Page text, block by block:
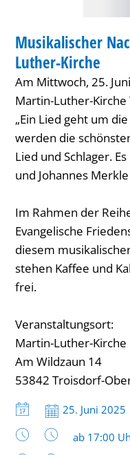
Kirche
KATEGORIE: MUSIK
Musikalischer
Luther-Kirche
Am Mittwoch, 25.
Martin-Luther-
„Ein Lied geht um
werden die
Lied und Schlager.
und Johannes
Im Rahmen der
Evangelische
diesem
stehen Kaffee und
frei.
Veranstaltungsort:
Martin-Luther-Kirche
Am Wildzaun 14
53842 Troisdorf-
Datum:
25. Juni 2025
Uhrzeit:
ab 17:00